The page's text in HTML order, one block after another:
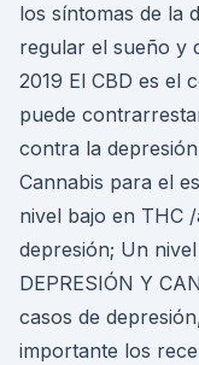
los síntomas de la
regular el sueño y
2019 El CBD es el
puede
contra la
Cannabis para el
nivel bajo en THC
depresión; Un
DEPRESIÓN Y
casos de
importante los